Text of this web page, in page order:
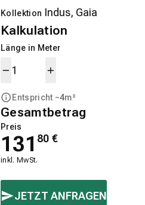
Kollektion
Kalkulation
Länge in Meter
Entspricht ~4m²
Gesamtbetrag
Preis
131 80 €
inkl. MwSt.
JETZT ANFRAGEN